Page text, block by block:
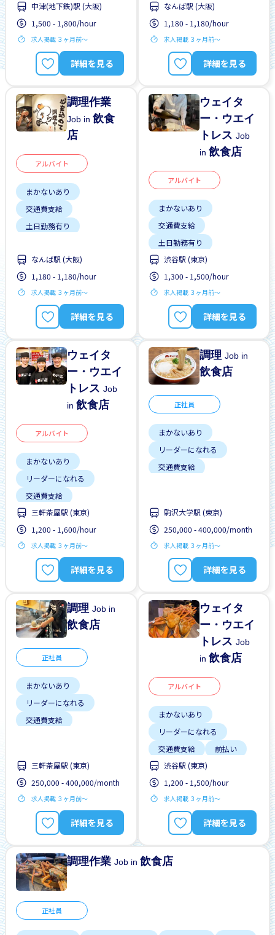
未経験OK
残業少ない
男性歓迎
中津(地下鉄)駅 (大阪)
1,500 - 1,800/hour
求人掲載 ３ヶ月前〜
詳細を見る
外国人勤務中
女性歓迎
履歴書不要
昇給
男性歓迎
留学生歓迎
なんば駅 (大阪)
1,180 - 1,180/hour
求人掲載 ３ヶ月前〜
詳細を見る
調理作業
Job in飲食
店
アルバイト
まかないあり
交通費支給
土日勤務有り
女性歓迎
履歴書不要
昇給
男性歓迎
留学生歓迎
なんば駅 (大阪)
1,180 - 1,180/hour
求人掲載 ３ヶ月前〜
詳細を見る
ウェイタ
ー・ウエイ
トレスJob
in飲食店
アルバイト
まかないあり
交通費支給
土日勤務有り
外国人勤務中
女性歓迎
未経験OK
男性歓迎
留学生歓迎
週2，3日
渋谷駅 (東京)
1,300 - 1,500/hour
求人掲載 ３ヶ月前〜
詳細を見る
ウェイタ
ー・ウエイ
トレスJob
in飲食店
アルバイト
まかないあり
リーダーになれる
交通費支給
土日勤務有り
外国人勤務中
昇給
正社員登用あり
残業少ない
三軒茶屋駅 (東京)
1,200 - 1,600/hour
求人掲載 ３ヶ月前〜
詳細を見る
調理Job in
飲食店
正社員
まかないあり
リーダーになれる
交通費支給
女性歓迎
昇給
未経験OK
残業少ない
駒沢大学駅 (東京)
250,000 - 400,000/month
求人掲載 ３ヶ月前〜
詳細を見る
調理Job in
飲食店
正社員
まかないあり
リーダーになれる
交通費支給
女性歓迎
昇給
未経験OK
残業少ない
三軒茶屋駅 (東京)
250,000 - 400,000/month
求人掲載 ３ヶ月前〜
詳細を見る
ウェイタ
ー・ウエイ
トレスJob
in飲食店
アルバイト
まかないあり
リーダーになれる
交通費支給
前払い
土日勤務有り
土日祝休み
外国人勤務中
女性歓迎
昇給
渋谷駅 (東京)
1,200 - 1,500/hour
求人掲載 ３ヶ月前〜
詳細を見る
調理作業Job in飲食店
正社員